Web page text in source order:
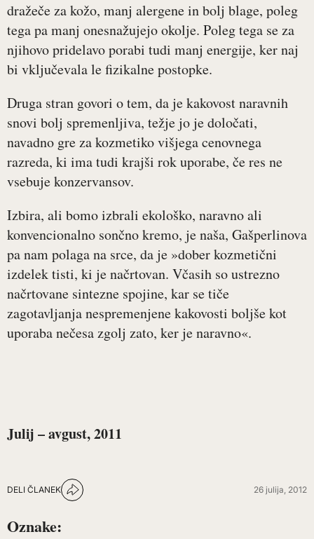
dražeče za kožo, manj alergene in bolj blage, poleg
tega pa manj onesnažujejo okolje. Poleg tega se za
njihovo pridelavo porabi tudi manj energije, ker naj
bi vključevala le fizikalne postopke.
Druga stran govori o tem, da je kakovost naravnih
snovi bolj spremenljiva, težje jo je določati,
navadno gre za kozmetiko višjega cenovnega
razreda, ki ima tudi krajši rok uporabe, če res ne
vsebuje konzervansov.
Izbira, ali bomo izbrali ekološko, naravno ali
konvencionalno sončno kremo, je naša, Gašperlinova
pa nam polaga na srce, da je »dober kozmetični
izdelek tisti, ki je načrtovan. Včasih so ustrezno
načrtovane sintezne spojine, kar se tiče
zagotavljanja nespremenjene kakovosti boljše kot
uporaba nečesa zgolj zato, ker je naravno«.
Julij – avgust, 2011
DELI ČLANEK 26 julija, 2012
Oznake: